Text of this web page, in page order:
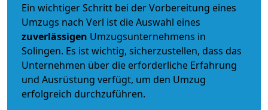
Ein wichtiger Schritt bei der Vorbereitung eines
Umzugs nach Verl ist die Auswahl eines
zuverlässigen Umzugsunternehmens in
Solingen. Es ist wichtig, sicherzustellen, dass das
Unternehmen über die erforderliche Erfahrung
und Ausrüstung verfügt, um den Umzug
erfolgreich durchzuführen.